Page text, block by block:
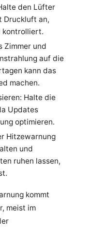
den Lüfter
Druckluft an,
kontrolliert.
Zimmer und
auf die
kann das
machen.
Halte die
Updates
optimieren.
Hitzewarnung
und
ruhen lassen,
kommt
meist im